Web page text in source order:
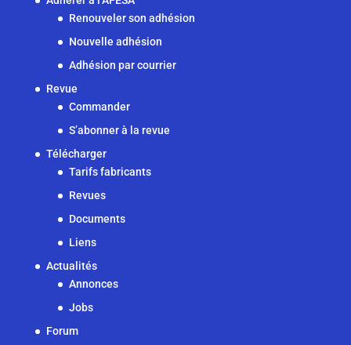
Renouveler son adhésion
Nouvelle adhésion
Adhésion par courrier
Revue
Commander
S’abonner à la revue
Télécharger
Tarifs fabricants
Revues
Documents
Liens
Actualités
Annonces
Jobs
Forum